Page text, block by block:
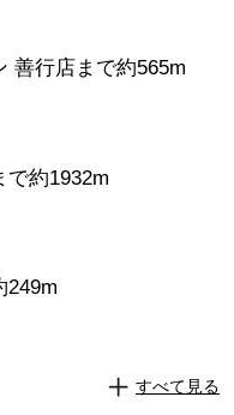
善行店まで約565m
で約1932m
249m
すべて見る